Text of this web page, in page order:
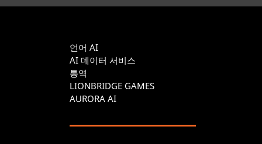
언어 AI
AI 데이터 서비스
통역
LIONBRIDGE GAMES
AURORA AI